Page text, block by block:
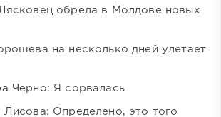
обрела в Молдове новых
на несколько дней улетает
Черно: Я сорвалась
Лисова: Определено, это того